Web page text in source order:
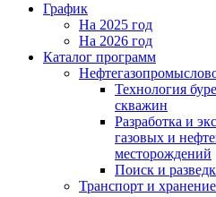
График
На 2025 год
На 2026 год
Каталог программ
Технология
скважин
Разработка и
газовых и
месторождений
Поиск и
Транспорт и